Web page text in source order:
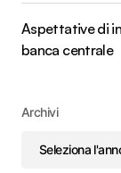
Aspettative di
banca centrale
Archivi